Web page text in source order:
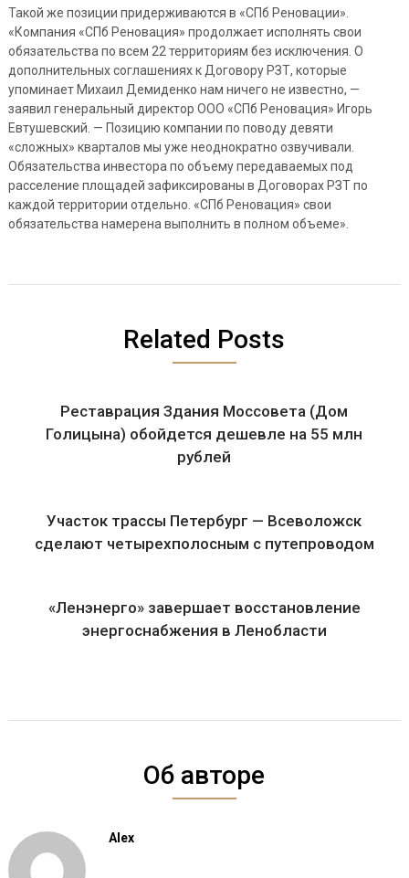
Такой же позиции придерживаются в «СПб Реновации».
«Компания «СПб Реновация» продолжает исполнять свои
обязательства по всем 22 территориям без исключения. О
дополнительных соглашениях к Договору РЗТ, которые
упоминает Михаил Демиденко нам ничего не известно, —
заявил генеральный директор ООО «СПб Реновация» Игорь
Евтушевский. — Позицию компании по поводу девяти
«сложных» кварталов мы уже неоднократно озвучивали.
Обязательства инвестора по объему передаваемых под
расселение площадей зафиксированы в Договорах РЗТ по
каждой территории отдельно. «СПб Реновация» свои
обязательства намерена выполнить в полном объеме».
Related Posts
Реставрация Здания Моссовета (Дом
Голицына) обойдется дешевле на 55 млн
рублей
Участок трассы Петербург — Всеволожск
сделают четырехполосным с путепроводом
«Ленэнерго» завершает восстановление
энергоснабжения в Ленобласти
Об авторе
Alex